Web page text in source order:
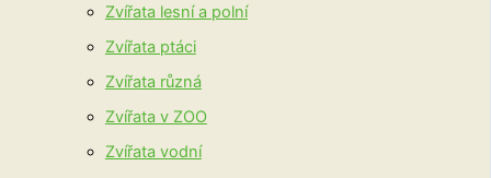
Zvířata lesní a polní
Zvířata ptáci
Zvířata různá
Zvířata v ZOO
Zvířata vodní